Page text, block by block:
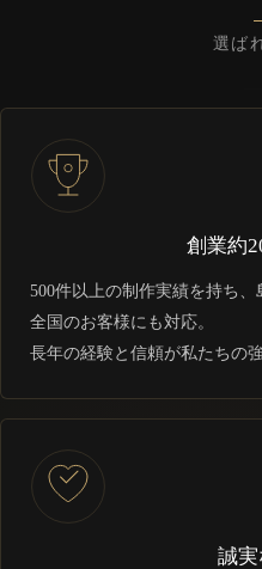
選ば
創業約
500件以上の制作実績を持ち
全国のお客様にも対応。
長年の経験と信頼が私たちの強
誠